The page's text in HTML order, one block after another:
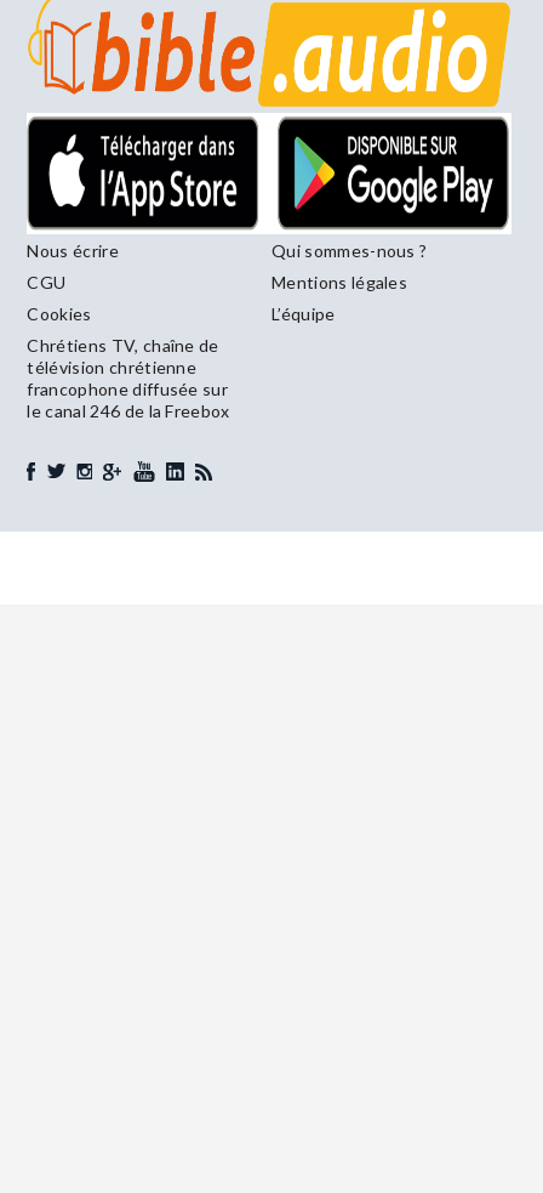
Nous écrire
Qui sommes-nous ?
CGU
Mentions légales
Cookies
L’équipe
Chrétiens TV, chaîne de
télévision chrétienne
francophone diffusée sur
le canal 246 de la Freebox